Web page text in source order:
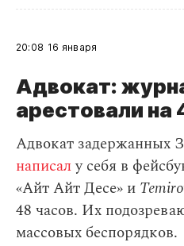
20:08 16 января
Адвокат:
арестовали на
Адвокат задержанных
написалу себя в
«Айт Айт Десе» и
48 часов. Их
массовых беспорядков.